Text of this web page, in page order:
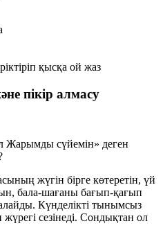
қысқа ой жаз
пікір алмасу
Жарымды сүйемін» деген
жүгін бірге көтеретін, үй
бала-шағаны бағып-қағып
Күнделікті тынымсыз
жүрегі сезінеді. Сондықтан ол